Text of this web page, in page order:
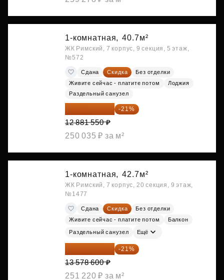
1-комнатная, 40.7м²
ЖК Римский, 7 корпус, 9 секция, 5 этаж,
№572
Сдана Скидка
Без отделки
Живите сейчас - платите потом
Лоджия
Раздельный санузел
10 176 425 ₽ -21%
12 881 550 ₽
250 035 ₽ за м²
1-комнатная, 42.7м²
ЖК Римский, 7 корпус, 20 секция, 9 этаж,
№1477
Сдана Скидка
Без отделки
Живите сейчас - платите потом
Балкон
Раздельный санузел Ещё
10 727 094 ₽ -21%
13 578 600 ₽
251 220 ₽ за м²